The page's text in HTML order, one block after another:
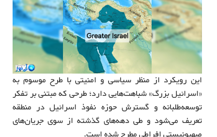
این رویکرد از منظر سیاسی و امنیتی با طرح موسوم به
«اسرائیل بزرگ» شباهت‌هایی دارد؛ طرحی که مبتنی بر تفکر
توسعه‌طلبانه و گسترش حوزه نفوذ اسرائیل در منطقه
تعریف می‌شود و طی دهه‌های گذشته از سوی جریان‌های